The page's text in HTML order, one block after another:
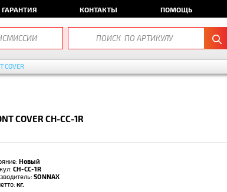
ГАРАНТИЯ КОНТАКТЫ ПОМОЩЬ
COVER
COVER CH-CC-1R
Новый
CH-CC-1R
SONNAX
кг.